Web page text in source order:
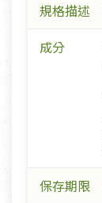
規格描述
成分
保存期限